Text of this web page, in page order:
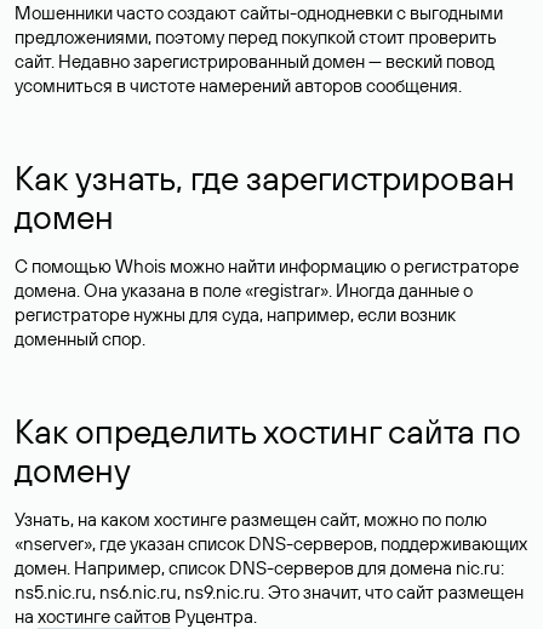
Мошенники часто создают сайты-однодневки с выгодными
предложениями, поэтому перед покупкой стоит проверить
сайт. Недавно зарегистрированный домен — веский повод
усомниться в чистоте намерений авторов сообщения.
Как узнать, где зарегистрирован
домен
С помощью Whois можно найти информацию о регистраторе
домена. Она указана в поле «registrar». Иногда данные о
регистраторе нужны для суда, например, если возник
доменный спор.
Как определить хостинг сайта по
домену
Узнать, на каком хостинге размещен сайт, можно по полю
«nserver», где указан список DNS-серверов, поддерживающих
домен. Например, список DNS-серверов для домена nic.ru:
ns5.nic.ru, ns6.nic.ru, ns9.nic.ru. Это значит, что сайт размещен
на хостинге сайтов Руцентра.